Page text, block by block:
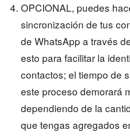
OPCIONAL, puedes
sincronización de tus
de WhatsApp a través
esto para facilitar la
contactos; el tiempo de
este proceso demorará
dependiendo de la
que tengas agregados